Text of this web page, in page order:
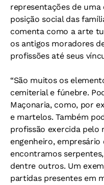
representações de uma
posição social das
comenta como a arte
os antigos moradores
profissões até seus
“São muitos os
cemiterial e fúnebre.
Maçonaria, como, por
e martelos. Também
profissão exercida pelo
engenheiro,
encontramos
dentre outros. Um
partidas presentes em